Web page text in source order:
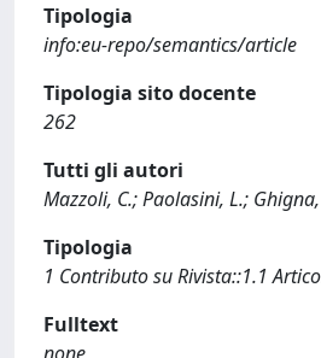
Tipologia
info:eu-repo/semantics/article
Tipologia sito docente
262
Tutti gli autori
Mazzoli, C.; Paolasini, L.;
Tipologia
1 Contributo su Rivista::1.1
Fulltext